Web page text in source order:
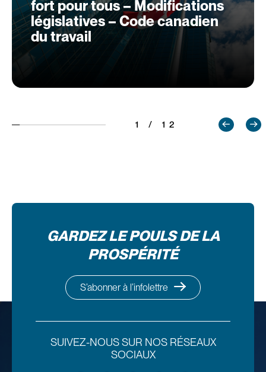
fort pour tous – Modifications
législatives – Code canadien
du travail
1 / 12
GARDEZ LE POULS DE LA
PROSPÉRITÉ
S’abonner à l’infolettre
SUIVEZ-NOUS SUR NOS RÉSEAUX
SOCIAUX